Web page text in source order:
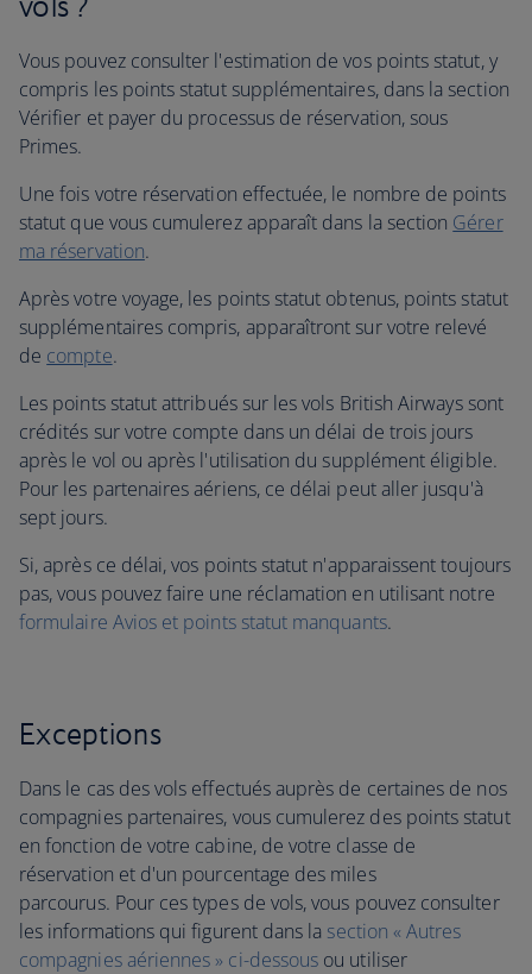
Vous pouvez consulter l'estimation de vos points statut, y
compris les points statut supplémentaires, dans la section
Vérifier et payer du processus de réservation, sous
Primes.
Une fois votre réservation effectuée, le nombre de points
statut que vous cumulerez apparaît dans la section Gérer
ma réservation.
Après votre voyage, les points statut obtenus, points statut
supplémentaires compris, apparaîtront sur votre relevé
de compte.
Les points statut attribués sur les vols British Airways sont
crédités sur votre compte dans un délai de trois jours
après le vol ou après l'utilisation du supplément éligible.
Pour les partenaires aériens, ce délai peut aller jusqu'à
sept jours.
Si, après ce délai, vos points statut n'apparaissent toujours
pas, vous pouvez faire une réclamation en utilisant notre
formulaire Avios et points statut manquants.
Exceptions
Dans le cas des vols effectués auprès de certaines de nos
compagnies partenaires, vous cumulerez des points statut
en fonction de votre cabine, de votre classe de
réservation et d'un pourcentage des miles
parcourus. Pour ces types de vols, vous pouvez consulter
les informations qui figurent dans la section « Autres
compagnies aériennes » ci-dessous ou utiliser